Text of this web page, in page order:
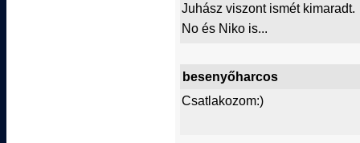
Juhász viszont ismét kimaradt.
No és Niko is...
besenyőharcos
Csatlakozom:)